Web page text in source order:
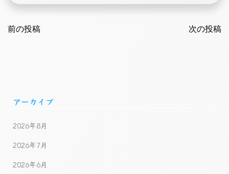
navigation
前の投稿 次の投稿
アーカイブ
2026年8月
2026年7月
2026年6月